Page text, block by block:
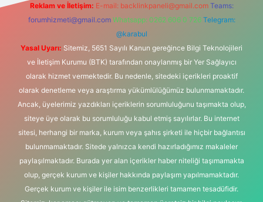
Reklam ve İletişim: E-mail: backlinkpaneli@gmail.com Teams:
forumhizmeti@gmail.com Whatsapp: 0262 606 0 726 Telegram:
@karabul
Yasal Uyarı: Sitemiz, 5651 Sayılı Kanun gereğince Bilgi Teknolojileri
ve İletişim Kurumu (BTK) tarafından onaylanmış bir Yer Sağlayıcı
olarak hizmet vermektedir. Bu nedenle, sitedeki içerikleri proaktif
olarak denetleme veya araştırma yükümlülüğümüz bulunmamaktadır.
Ancak, üyelerimiz yazdıkları içeriklerin sorumluluğunu taşımakta olup,
siteye üye olarak bu sorumluluğu kabul etmiş sayılırlar. Bu internet
sitesi, herhangi bir marka, kurum veya şahıs şirketi ile hiçbir bağlantısı
bulunmamaktadır. Sitede yalnızca kendi hazırladığımız makaleler
paylaşılmaktadır. Burada yer alan içerikler haber niteliği taşımamakta
olup, gerçek kurum ve kişiler hakkında paylaşım yapılmamaktadır.
Gerçek kurum ve kişiler ile isim benzerlikleri tamamen tesadüfidir.